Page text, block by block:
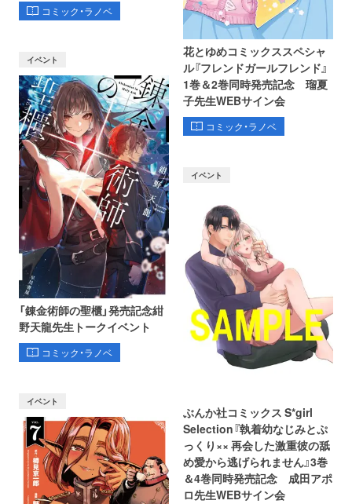
コミック・ラノベ
花とゆめコミックススペシャ
ル『フレンドガールフレンド』
1巻＆2巻同時発売記念 瑠夏
子先生WEBサイン会
コミック・ラノベ
イベント
「錬金術師の聖櫃」発売記念紺
野天龍先生トークイベント
コミック・ラノベ
イベント
ぶんか社コミックス S*girl
Selection『執着幼なじみとぷ
っくり×× 再会した激重彼の舐
め愛から逃げられません』3巻
＆4巻同時発売記念 成田アポ
ロ先生WEBサイン会
イベント